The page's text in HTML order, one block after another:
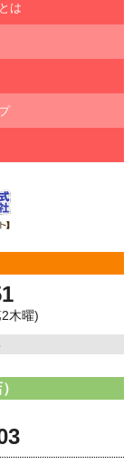
は
木曜)